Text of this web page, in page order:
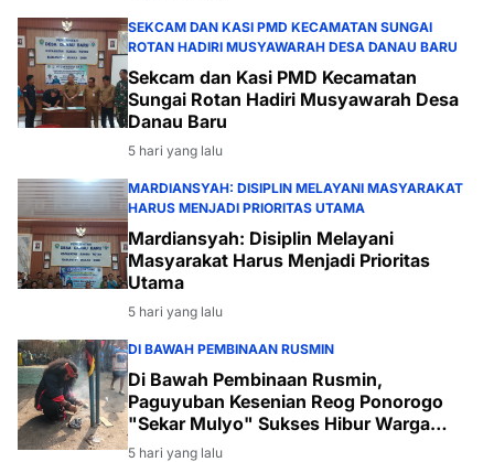
SEKCAM DAN KASI PMD KECAMATAN SUNGAI
ROTAN HADIRI MUSYAWARAH DESA DANAU BARU
Sekcam dan Kasi PMD Kecamatan
Sungai Rotan Hadiri Musyawarah Desa
Danau Baru
5 hari yang lalu
MARDIANSYAH: DISIPLIN MELAYANI MASYARAKAT
HARUS MENJADI PRIORITAS UTAMA
Mardiansyah: Disiplin Melayani
Masyarakat Harus Menjadi Prioritas
Utama
5 hari yang lalu
DI BAWAH PEMBINAAN RUSMIN
Di Bawah Pembinaan Rusmin,
Paguyuban Kesenian Reog Ponorogo
"Sekar Mulyo" Sukses Hibur Warga
Desa Payabakal
5 hari yang lalu